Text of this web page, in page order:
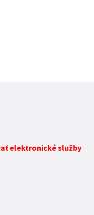
elektronické služby